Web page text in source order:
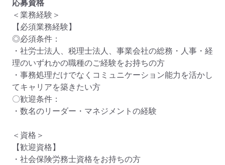
応募資格
＜業務経験＞
【必須業務経験】
◎必須条件：
・社労士法人、税理士法人、事業会社の総務・人事・経
理のいずれかの職種のご経験をお持ちの方
・事務処理だけでなくコミュニケーション能力を活かし
てキャリアを築きたい方
〇歓迎条件：
・数名のリーダー・マネジメントの経験
＜資格＞
【歓迎資格】
・社会保険労務士資格をお持ちの方